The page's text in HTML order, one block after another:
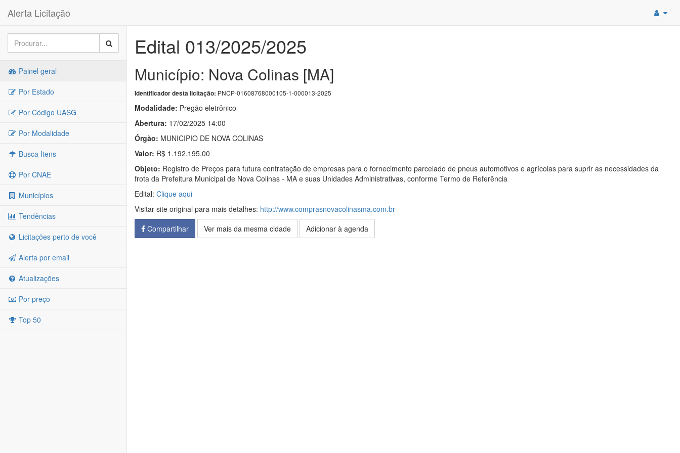
Alerta Licitação
Painel geral
Por Estado
Por Código UASG
Por Modalidade
Busca Itens
Por CNAE
Municípios
Tendências
Licitações perto de você
Alerta por email
Atualizações
Por preço
Top 50
Edital 013/2025/2025
Município: Nova Colinas [MA]
Identificador desta licitação: PNCP-01608768000105-1-000013-2025
Modalidade: Pregão eletrônico
Abertura: 17/02/2025 14:00
Órgão: MUNICIPIO DE NOVA COLINAS
Valor: R$ 1.192.195,00
Objeto: Registro de Preços para futura contratação de empresas para o fornecimento parcelado de pneus automotivos e agrícolas para suprir as necessidades da
frota da Prefeitura Municipal de Nova Colinas - MA e suas Unidades Administrativas, conforme Termo de Referência
Edital: Clique aqui
Visitar site original para mais detalhes: http://www.comprasnovacolinasma.com.br
Compartilhar
Ver mais da mesma cidade Adicionar à agenda